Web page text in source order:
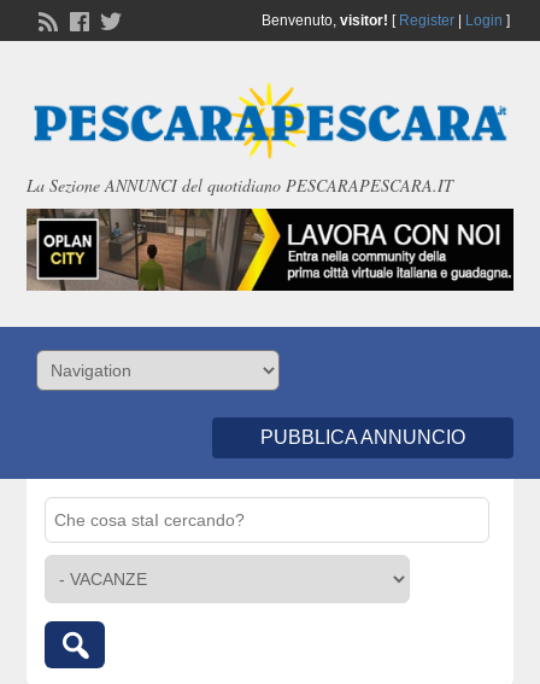
Benvenuto, visitor! [ Register| Login ]
La Sezione ANNUNCI del quotidiano PESCARAPESCARA.IT
PUBBLICA ANNUNCIO